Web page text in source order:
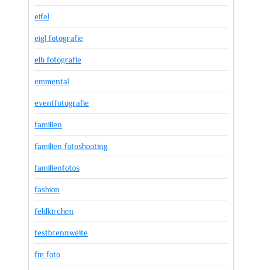
eifel
eigl fotografie
elb fotografie
emmental
eventfotografie
familien
familien fotoshooting
familienfotos
fashion
feldkirchen
festbrennweite
fm foto